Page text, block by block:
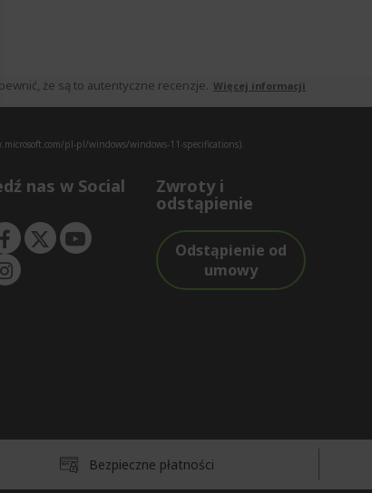
że są to autentyczne recenzje. Więcej informacji
pl-pl/windows/windows-11-specifications).
nas w Social Zwroty i
odstąpienie
Odstąpienie od
umowy
Bezpieczne płatności